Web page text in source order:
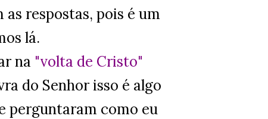
respostas, pois é um
lá.
na "volta de Cristo"
do Senhor isso é algo
perguntaram como eu